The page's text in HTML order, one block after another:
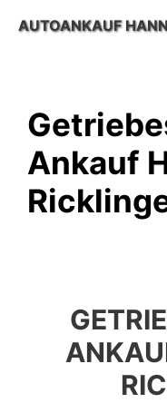
InhaltAUTOANKAUF
Ankauf